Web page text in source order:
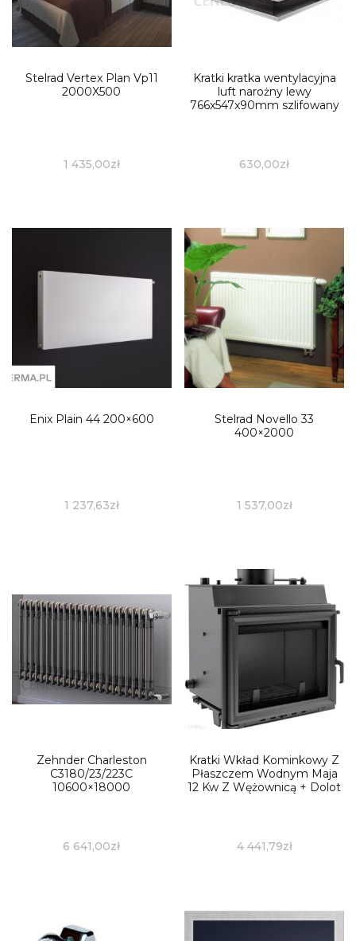
Stelrad Vertex Plan Vp11
2000X500
1 435,00zł
Kratki kratka wentylacyjna
luft narożny lewy
766x547x90mm szlifowany
630,00zł
Enix Plain 44 200×600
1 237,63zł
Stelrad Novello 33
400×2000
1 537,00zł
Zehnder Charleston
C3180/23/223C
10600×18000
6 641,00zł
Kratki Wkład Kominkowy Z
Płaszczem Wodnym Maja
12 Kw Z Wężownicą + Dolot
4 441,79zł